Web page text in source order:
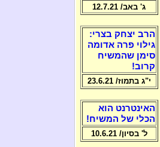
ג' באב/ 12.7.21
הרב יצחק בצרי:
גילוי פרה אדומה
סימן שהמשיח
קרוב!
י"ג בתמוז/ 23.6.21
האינטרנט הוא
הכלי של המשיח!
ל' בסיון/ 10.6.21